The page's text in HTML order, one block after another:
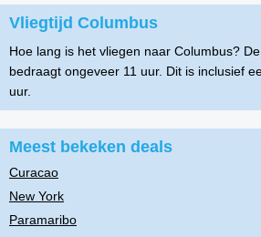
Vliegtijd Columbus
Hoe lang is het vliegen naar Columbus?
bedraagt ongeveer 11 uur. Dit is inclusief
uur.
Meest bekeken deals
Curacao
New York
Paramaribo